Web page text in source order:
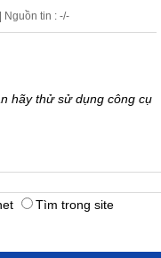
Nguồn tin : -/-
hãy thử sử dụng công cụ
Tìm trong site